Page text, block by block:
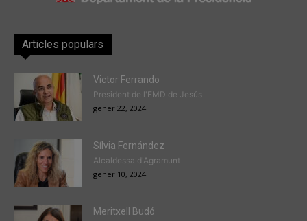
Articles populars
Victor Ferrando
President de l'EMD de Jesús
gener 22, 2024
Sílvia Fernández
Alcaldessa d'Agramunt
gener 10, 2024
Meritxell Budó